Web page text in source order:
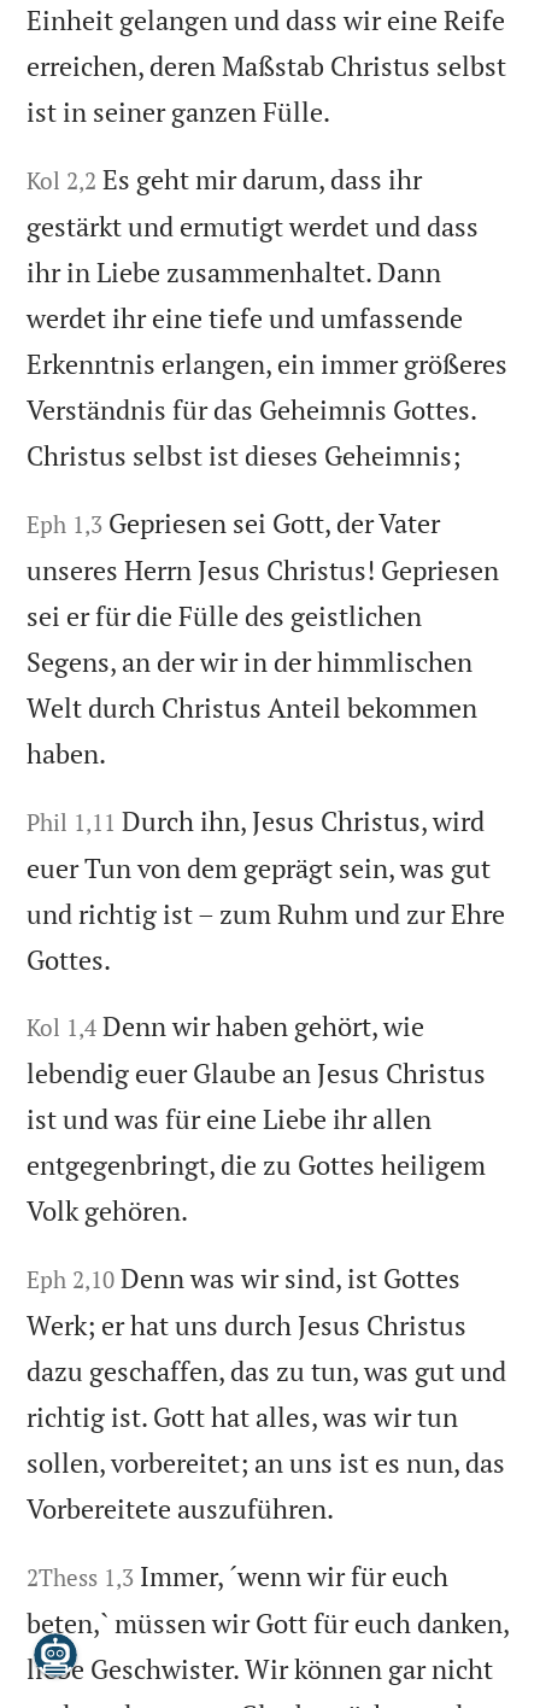
Einheit gelangen und dass wir eine Reife
erreichen, deren Maßstab Christus selbst
ist in seiner ganzen Fülle.
Kol 2,2 Es geht mir darum, dass ihr
gestärkt und ermutigt werdet und dass
ihr in Liebe zusammenhaltet. Dann
werdet ihr eine tiefe und umfassende
Erkenntnis erlangen, ein immer größeres
Verständnis für das Geheimnis Gottes.
Christus selbst ist dieses Geheimnis;
Eph 1,3 Gepriesen sei Gott, der Vater
unseres Herrn Jesus Christus! Gepriesen
sei er für die Fülle des geistlichen
Segens, an der wir in der himmlischen
Welt durch Christus Anteil bekommen
haben.
Phil 1,11 Durch ihn, Jesus Christus, wird
euer Tun von dem geprägt sein, was gut
und richtig ist – zum Ruhm und zur Ehre
Gottes.
Kol 1,4 Denn wir haben gehört, wie
lebendig euer Glaube an Jesus Christus
ist und was für eine Liebe ihr allen
entgegenbringt, die zu Gottes heiligem
Volk gehören.
Eph 2,10 Denn was wir sind, ist Gottes
Werk; er hat uns durch Jesus Christus
dazu geschaffen, das zu tun, was gut und
richtig ist. Gott hat alles, was wir tun
sollen, vorbereitet; an uns ist es nun, das
Vorbereitete auszuführen.
2Thess 1,3 Immer, ´wenn wir für euch
beten,` müssen wir Gott für euch danken,
liebe Geschwister. Wir können gar nicht